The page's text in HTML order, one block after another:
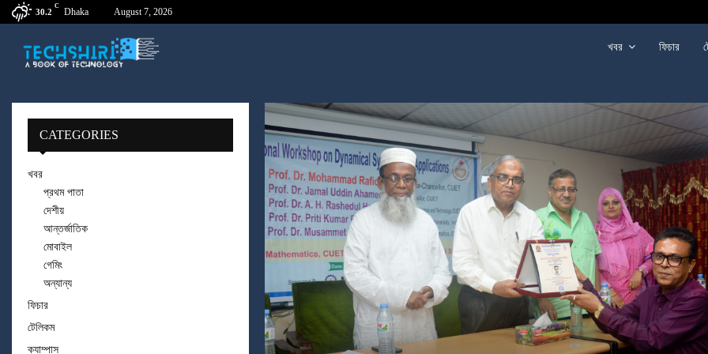
30.2
C
Dhaka August 7, 2026
খবর ফিচার
CATEGORIES
খবর
প্রথম পাতা
দেশীয়
আন্তর্জাতিক
মোবাইল
গেমিং
অন্যান্য
ফিচার
টেলিকম
ক্যাম্পাস